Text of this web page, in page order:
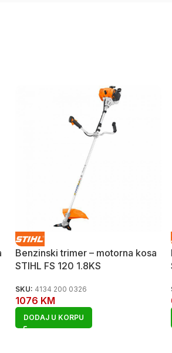
Benzinski trimer – motorna kosa
STIHL FS 120 1.8KS
SKU: 4134 200 0326
1076 KM
DODAJ U KORPU